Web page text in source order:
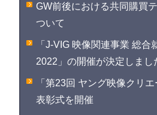
GW前後における共同購買
ついて
「J-VIG 映像関連事業 総合
2022」の開催が決定しまし
「第23回 ヤング映像クリ
表彰式を開催